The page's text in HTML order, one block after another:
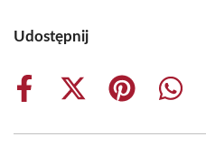
Udostępnij
Share
Share
(Twitter)
Share
Share